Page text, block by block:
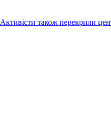
Активісти також перекрили